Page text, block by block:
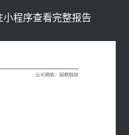
程序查看完整报告